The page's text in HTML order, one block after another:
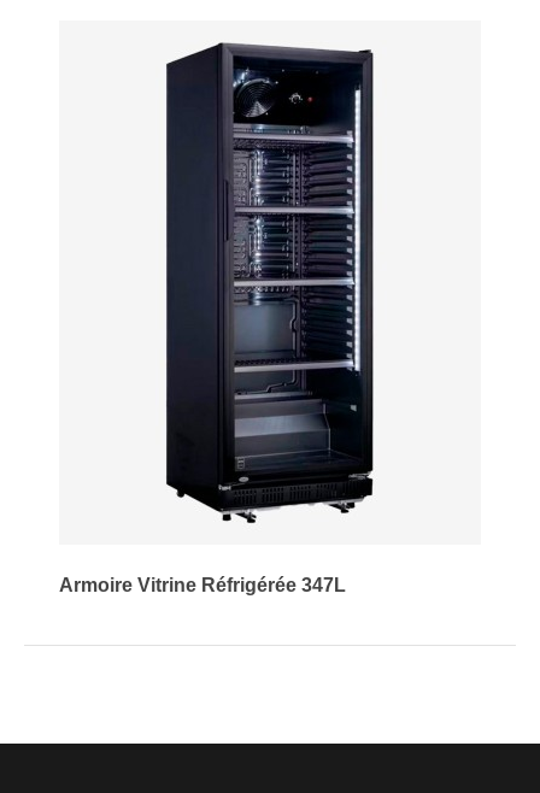
Armoire Vitrine Réfrigérée 347L